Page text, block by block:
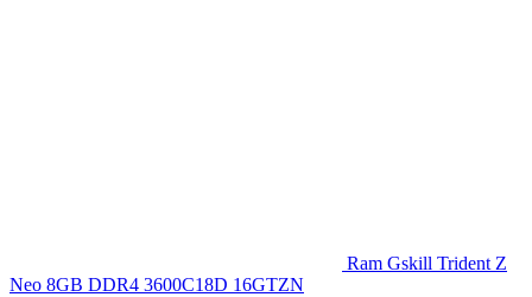
Ram Gskill Trident Z
Neo 8GB DDR4 3600C18D 16GTZN